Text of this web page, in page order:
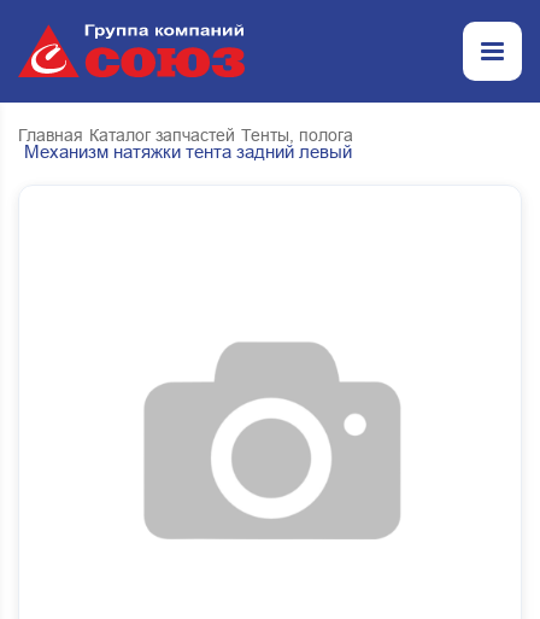
Главная Каталог запчастей Тенты, полога
Механизм натяжки тента задний левый